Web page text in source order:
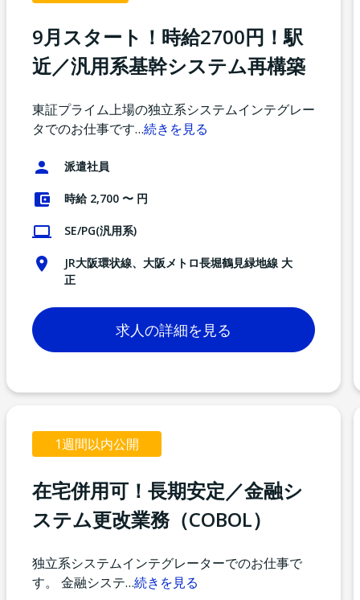
9月スタート！時給2700円！駅
近／汎用系基幹システム再構築
東証プライム上場の独立系システムインテグレー
タでのお仕事です…続きを見る
派遣社員
時給 2,700 〜 円
SE/PG(汎用系)
JR大阪環状線、大阪メトロ長堀鶴見緑地線 大
正
求人の詳細を見る
1週間以内公開
在宅併用可！長期安定／金融シ
ステム更改業務（COBOL）
独立系システムインテグレーターでのお仕事で
す。 金融システ…続きを見る